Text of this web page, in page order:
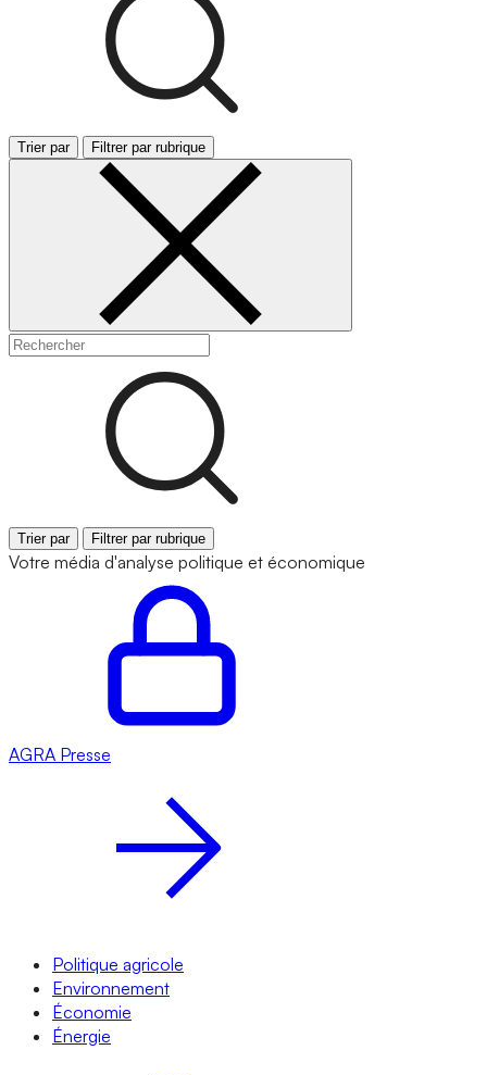
Trier par Filtrer par rubrique
Trier par Filtrer par rubrique
Votre média d'analyse politique et économique
AGRA Presse
Politique agricole
Environnement
Économie
Énergie